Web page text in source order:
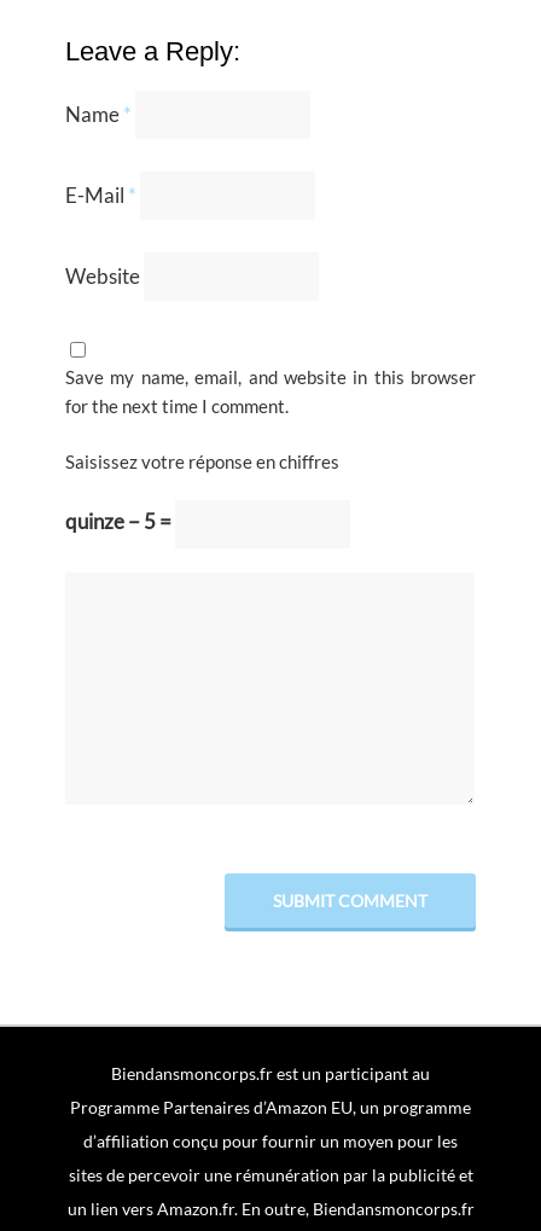
Leave a Reply:
Name*
E-Mail *
Website
Save my name, email, and website in this browser
for the next time I comment.
Saisissez votre réponse en chiffres
quinze − 5 =
Biendansmoncorps.fr est un participant au
Programme Partenaires d’Amazon EU, un programme
d’affiliation conçu pour fournir un moyen pour les
sites de percevoir une rémunération par la publicité et
un lien vers Amazon.fr. En outre, Biendansmoncorps.fr